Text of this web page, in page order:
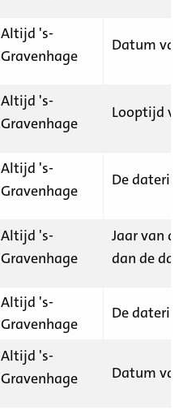
Altijd 's-
Gravenhage
Datum
Altijd 's-
Gravenhage
Looptijd
Altijd 's-
Gravenhage
De
Altijd 's-
Gravenhage
Jaar van
dan de
Altijd 's-
Gravenhage
De
Altijd 's-
Gravenhage
Datum